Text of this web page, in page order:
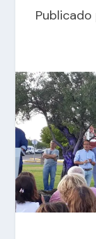
Publicado